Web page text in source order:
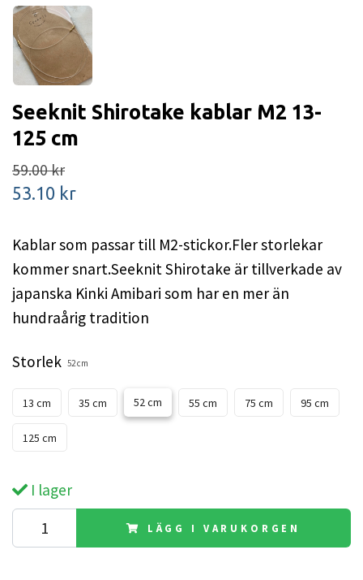
Seeknit Shirotake kablar M2 13-
125 cm
59.00 kr
53.10 kr
Kablar som passar till M2-stickor.Fler storlekar
kommer snart.Seeknit Shirotake är tillverkade av
japanska Kinki Amibari som har en mer än
hundraårig tradition
Storlek 52 cm
13 cm 35 cm 52 cm 55 cm 75 cm 95 cm
125 cm
I lager
LÄGG I VARUKORGEN